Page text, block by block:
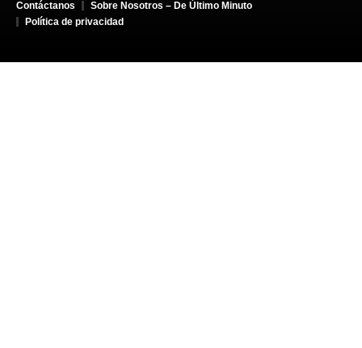
Contáctanos
Sobre Nosotros – De Último Minuto
Política de privacidad